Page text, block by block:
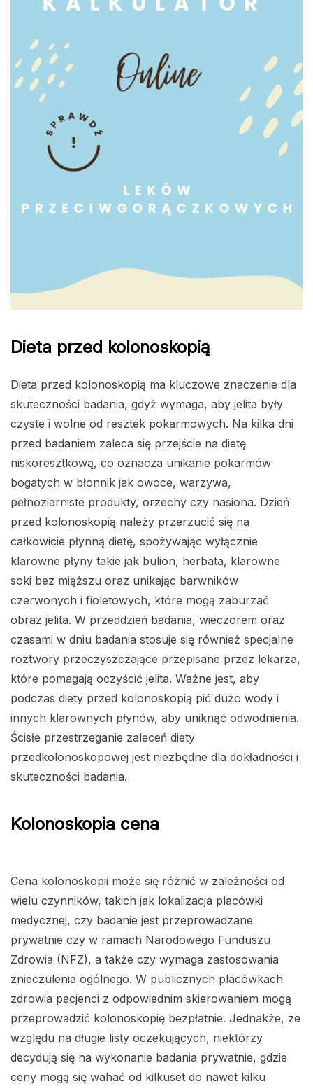
Dieta przed kolonoskopią
Dieta przed kolonoskopią ma kluczowe znaczenie dla
skuteczności badania, gdyż wymaga, aby jelita były
czyste i wolne od resztek pokarmowych. Na kilka dni
przed badaniem zaleca się przejście na dietę
niskoresztkową, co oznacza unikanie pokarmów
bogatych w błonnik jak owoce, warzywa,
pełnoziarniste produkty, orzechy czy nasiona. Dzień
przed kolonoskopią należy przerzucić się na
całkowicie płynną dietę, spożywając wyłącznie
klarowne płyny takie jak bulion, herbata, klarowne
soki bez miąższu oraz unikając barwników
czerwonych i fioletowych, które mogą zaburzać
obraz jelita. W przeddzień badania, wieczorem oraz
czasami w dniu badania stosuje się również specjalne
roztwory przeczyszczające przepisane przez lekarza,
które pomagają oczyścić jelita. Ważne jest, aby
podczas diety przed kolonoskopią pić dużo wody i
innych klarownych płynów, aby uniknąć odwodnienia.
Ścisłe przestrzeganie zaleceń diety
przedkolonoskopowej jest niezbędne dla dokładności i
skuteczności badania.
Kolonoskopia cena
Cena kolonoskopii może się różnić w zależności od
wielu czynników, takich jak lokalizacja placówki
medycznej, czy badanie jest przeprowadzane
prywatnie czy w ramach Narodowego Funduszu
Zdrowia (NFZ), a także czy wymaga zastosowania
znieczulenia ogólnego. W publicznych placówkach
zdrowia pacjenci z odpowiednim skierowaniem mogą
przeprowadzić kolonoskopię bezpłatnie. Jednakże, ze
względu na długie listy oczekujących, niektórzy
decydują się na wykonanie badania prywatnie, gdzie
ceny mogą się wahać od kilkuset do nawet kilku